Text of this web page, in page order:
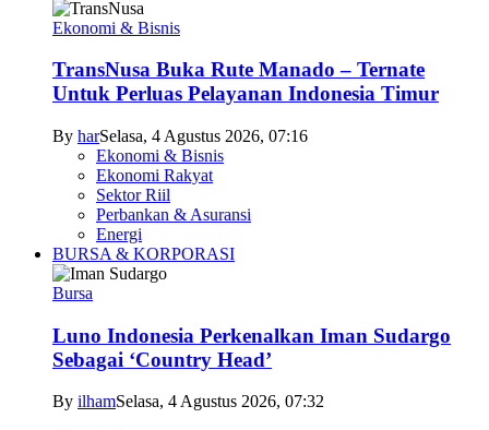
Ekonomi & Bisnis
TransNusa Buka Rute Manado – Ternate
Untuk Perluas Pelayanan Indonesia Timur
By harSelasa, 4 Agustus 2026, 07:16
Ekonomi & Bisnis
Ekonomi Rakyat
Sektor Riil
Perbankan & Asuransi
Energi
BURSA & KORPORASI
Bursa
Luno Indonesia Perkenalkan Iman Sudargo
Sebagai ‘Country Head’
By ilhamSelasa, 4 Agustus 2026, 07:32